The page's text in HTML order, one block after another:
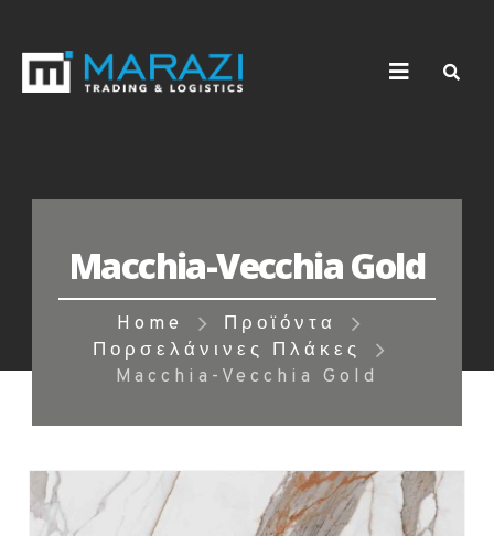
Macchia-Vecchia Gold
Home
Προϊόντα
Πορσελάνινες Πλάκες
Macchia-Vecchia Gold